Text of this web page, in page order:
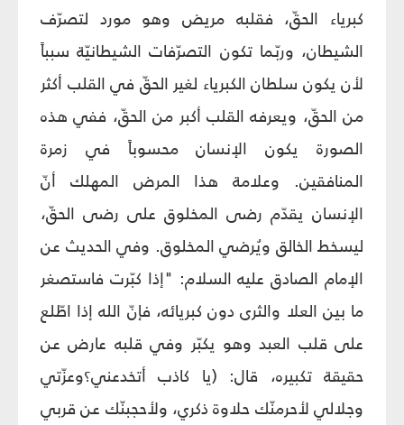
كبرياء الحقّ، فقلبه مريض وهو مورد لتصرّف
الشيطان، وربّما تكون التصرّفات الشيطانيّة سبباً
لأن يكون سلطان الكبرياء لغير الحقّ في القلب أكثر
من الحقّ، ويعرفه القلب أكبر من الحقّ، ففي هذه
الصورة يكون الإنسان محسوباً في زمرة
المنافقين. وعلامة هذا المرض المهلك أنّ
الإنسان يقدّم رضى المخلوق على رضى الحقّ،
ليسخط الخالق ويُرضي المخلوق. وفي الحديث عن
الإمام الصادق عليه السلام: "إذا كبّرت فاستصغر
ما بين العلا والثرى دون كبريائه، فإنّ الله إذا اطّلع
على قلب العبد وهو يكبّر وفي قلبه عارض عن
حقيقة تكبيره، قال: (يا كاذب أتخدعني؟وعزّتي
وجلالي لأحرمنّك حلاوة ذكري، ولأحجبنّك عن قربي